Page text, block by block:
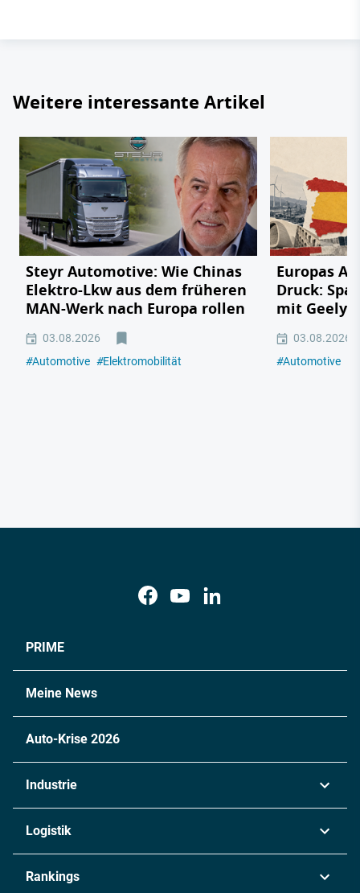
Weitere interessante Artikel
Steyr Automotive: Wie Chinas
Elektro-Lkw aus dem früheren
MAN-Werk nach Europa rollen
03.08.2026
#Automotive #Elektromobilität
Europas
Druck:
mit Geely,
03.08.2026
#Automotive
PRIME
Meine News
Auto-Krise 2026
Industrie
Chemie
Logistik
Rankings